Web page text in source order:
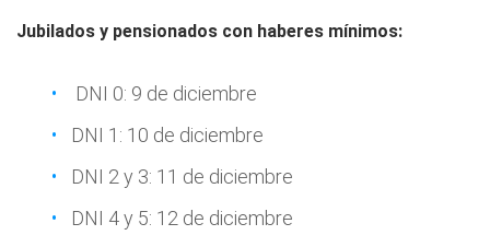
Jubilados y pensionados con haberes mínimos:
DNI 0: 9 de diciembre
DNI 1: 10 de diciembre
DNI 2 y 3: 11 de diciembre
DNI 4 y 5: 12 de diciembre